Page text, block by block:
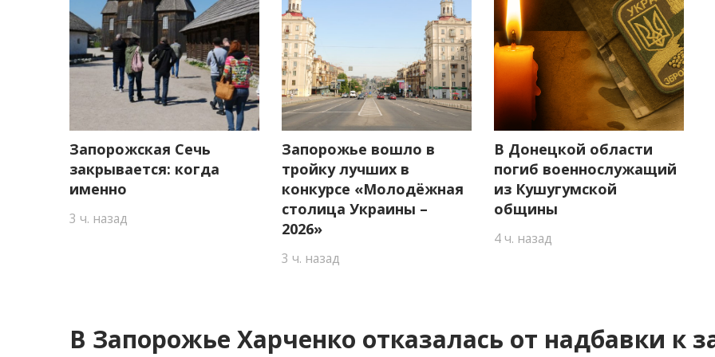
Запорожская Сечь
закрывается: когда
именно
3 ч. назад
Запорожье вошло в
тройку лучших в
конкурсе «Молодёжная
столица Украины –
2026»
3 ч. назад
В Донецкой области
погиб военнослужащий
из Кушугумской
общины
4 ч. назад
В Запорожье Харченко отказалась от надбавки к